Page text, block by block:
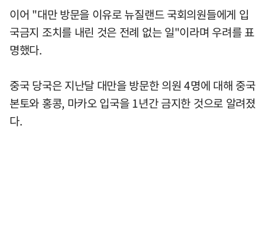
이어 "대만 방문을 이유로 뉴질랜드 국회의원들에게 입
국금지 조치를 내린 것은 전례 없는 일"이라며 우려를 표
명했다.
중국 당국은 지난달 대만을 방문한 의원 4명에 대해 중국
본토와 홍콩, 마카오 입국을 1년간 금지한 것으로 알려졌
다.